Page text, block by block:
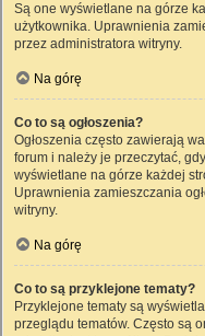
Są one wyświetlane na górze
użytkownika. Uprawnienia
przez administratora witryny.
Na górę
Co to są ogłoszenia?
Ogłoszenia często zawierają
forum i należy je przeczytać,
wyświetlane na górze każdej
Uprawnienia zamieszczania
witryny.
Na górę
Co to są przyklejone tematy?
Przyklejone tematy są
przeglądu tematów. Często są